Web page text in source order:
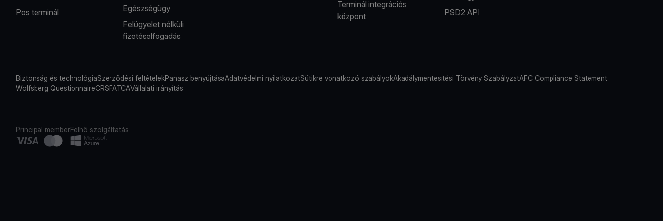
Pos terminál
Egészségügy
Felügyelet nélküli
fizetéselfogadás
Terminál integrációs
központ
PSD2 API
Biztonság és technológiaSzerződési feltételekPanasz benyújtásaAdatvédelmi nyilatkozatSütikre vonatkozó szabályokAkadálymentesítési Törvény SzabályzatAFC Compliance Statement
Wolfsberg QuestionnaireCRSFATCAVállalati irányítás
Principal memberFelhő szolgáltatás